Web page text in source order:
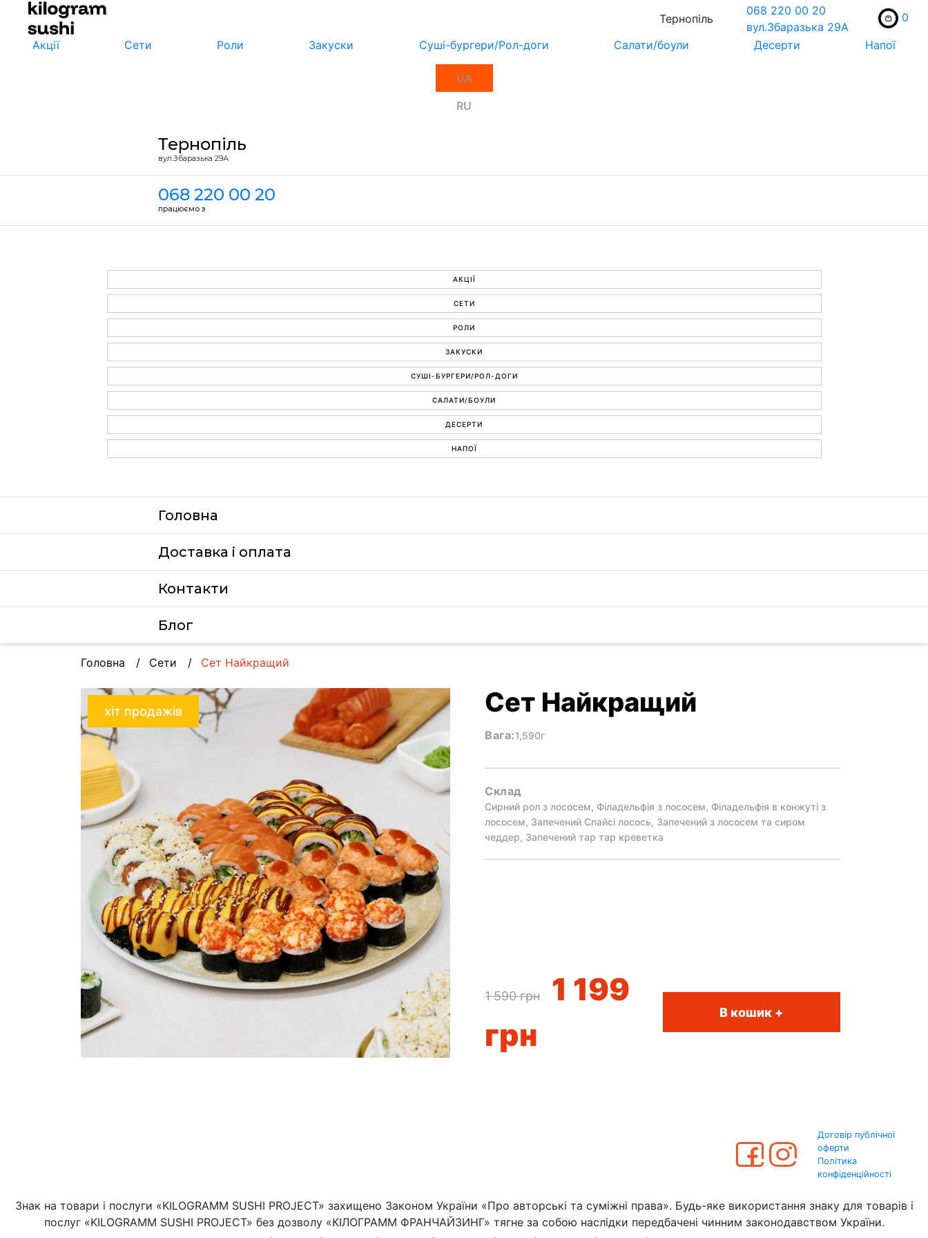
Тернопіль
068 220 00 20
вул.Збаразька 29А
0
Акції Сети Роли Закуски Суші-бургери/Рол-доги Салати/боули Десерти Напої
UA
RU
Тернопіль
вул.Збаразька 29А
068 220 00 20
працюємо з
АКЦІЇ
СЕТИ
РОЛИ
ЗАКУСКИ
СУШІ-БУРГЕРИ/РОЛ-ДОГИ
САЛАТИ/БОУЛИ
ДЕСЕРТИ
НАПОЇ
Головна
Доставка i оплата
Контакти
Блог
Головна Сети Сет Найкращий
хіт продажів Сет Найкращий
Вага:1,590г
Склад
Сирний рол з лососем, Філадельфія з лососем, Філадельфія в конжуті з
лососем, Запечений Спайсі лосось, Запечений з лососем та сиром
чеддер, Запечений тар тар креветка
1 590грн
1 199
грн
В кошик +
Договір публічної
оферти
Політика
конфіденційності
Знак на товари і послуги «KILOGRAMM SUSHI PROJECT» захищено Законом України «Про авторські та суміжні права». Будь-яке використання знаку для товарів і
послуг «KILOGRAMM SUSHI PROJECT» без дозволу «КІЛОГРАММ ФРАНЧАЙЗИНГ» тягне за собою наслідки передбачені чинним законодавством України.